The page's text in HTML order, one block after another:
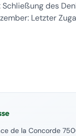
Schließung des
Letzter
de la Concorde